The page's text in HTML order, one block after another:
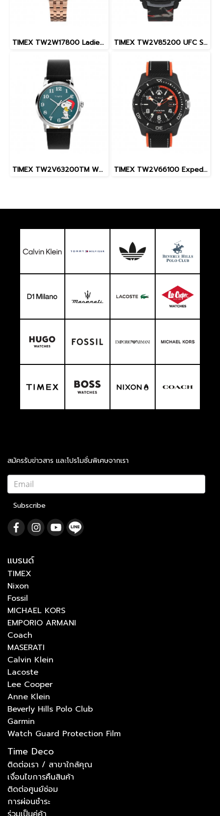
TIMEX TW2W17800 Ladies นาฬิกาข้อมือผู้หญิง สายสแตนเลส สีโรสโกลด์ หน้าปัด 36 มม. TIMEX TW2V85200 UFC Street Shock XL Fight Week นาฬิกาข้อมือผู้ชาย สายซิลิโคน สีดำ หน้าปัด 45 มม.
TIMEX TW2V63200TM W22 PEANUTS MARLIN SNOOPY TIMEX TW2V66100 Expedition North® Freedive Ocea นาฬิกาข้อมือผู้ชาย สายผลิตจากวัสดุใต้ทะเลลึก สีดำ/ส้ม หน้าปัด 46 มม.
สมัครรับข่าวสาร และโปรโมชั่นพิเศษจากเรา
Subscribe
แบรนด์
TIMEX
Nixon
Fossil
MICHAEL KORS
EMPORIO ARMANI
Coach
MASERATI
Calvin Klein
Lacoste
Lee Cooper
Anne Klein
Beverly Hills Polo Club
Garmin
Watch Guard Protection Film
Time Deco
ติดต่อเรา / สาขาใกล้คุณ
เงื่อนไขการคืนสินค้า
ติดต่อศูนย์ซ่อม
การผ่อนชำระ